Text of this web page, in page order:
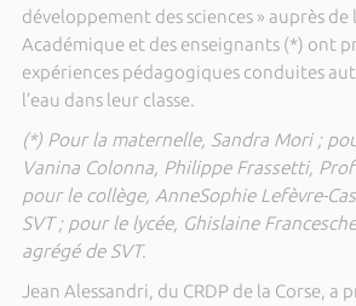
développement des sciences » auprès de
Académique et des enseignants (*) ont
expériences pédagogiques conduites
l’eau dans leur classe.
(*) Pour la maternelle, Sandra Mori ;
Vanina Colonna, Philippe Frassetti,
pour le collège, AnneSophie Lefèvre-
SVT ; pour le lycée, Ghislaine
agrégé de SVT.
Jean Alessandri, du CRDP de la Corse, a